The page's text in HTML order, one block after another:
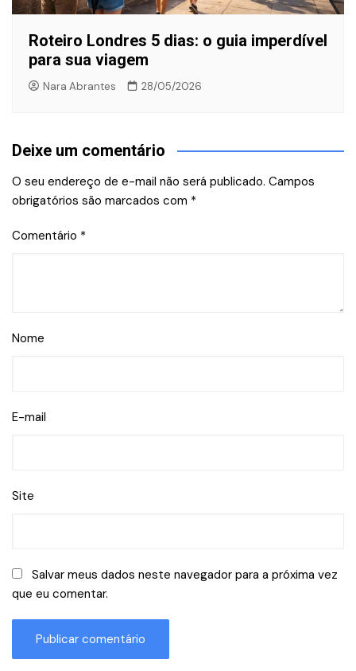
Roteiro Londres 5 dias: o guia imperdível
para sua viagem
Nara Abrantes 28/05/2026
Deixe um comentário
O seu endereço de e-mail não será publicado. Campos
obrigatórios são marcados com *
Comentário *
Nome
E-mail
Site
Salvar meus dados neste navegador para a próxima vez
que eu comentar.